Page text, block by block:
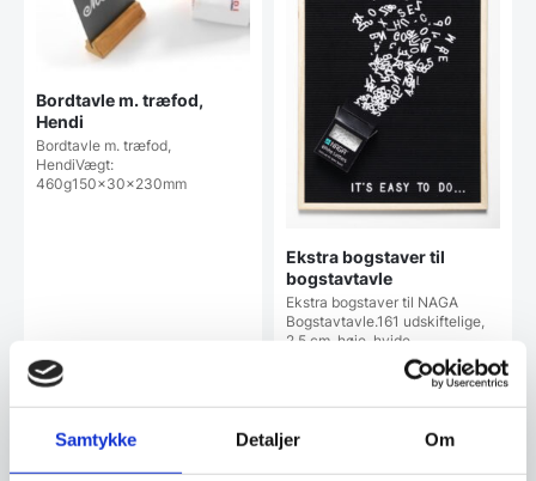
Samtykke Detaljer Om
Bordtavle m. træfod,
Hendi
Bordtavle m. træfod,
HendiVægt:
460g150x30x230mm
67,00
Vi prismatcher
Ekstra bogstaver til
bogstavtavle
Ekstra bogstaver til NAGA
Bogstavtavle.161 udskiftelige,
2,5 cm. høje, hvide…
69,95DKK
Vi prismatcher